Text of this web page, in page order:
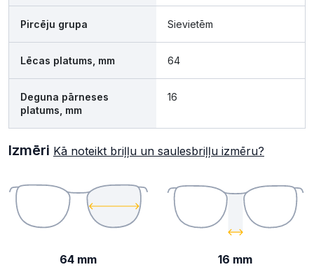
Pircēju grupa Sievietēm
Lēcas platums, mm 64
Deguna pārneses
platums, mm
16
Izmēri Kā noteikt briļļu un saulesbriļļu izmēru?
64 mm
16 mm